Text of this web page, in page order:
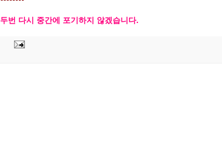
두번 다시 중간에 포기하지 않겠습니다.